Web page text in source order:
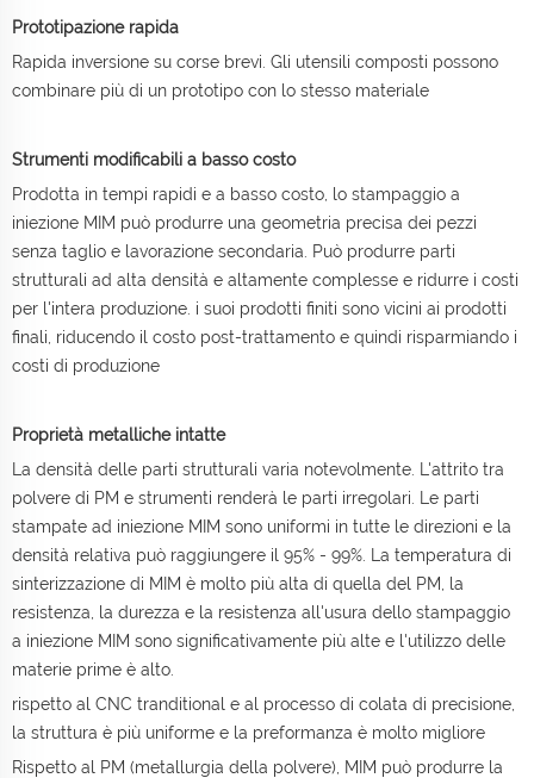
Prototipazione rapida
Rapida inversione su corse brevi. Gli utensili composti possono
combinare più di un prototipo con lo stesso materiale
Strumenti modificabili a basso costo
Prodotta in tempi rapidi e a basso costo, lo stampaggio a
iniezione MIM può produrre una geometria precisa dei pezzi
senza taglio e lavorazione secondaria. Può produrre parti
strutturali ad alta densità e altamente complesse e ridurre i costi
per l'intera produzione. i suoi prodotti finiti sono vicini ai prodotti
finali, riducendo il costo post-trattamento e quindi risparmiando i
costi di produzione
Proprietà metalliche intatte
La densità delle parti strutturali varia notevolmente. L'attrito tra
polvere di PM e strumenti renderà le parti irregolari. Le parti
stampate ad iniezione MIM sono uniformi in tutte le direzioni e la
densità relativa può raggiungere il 95% - 99%. La temperatura di
sinterizzazione di MIM è molto più alta di quella del PM, la
resistenza, la durezza e la resistenza all'usura dello stampaggio
a iniezione MIM sono significativamente più alte e l'utilizzo delle
materie prime è alto.
rispetto al CNC tranditional e al processo di colata di precisione,
la struttura è più uniforme e la preformanza è molto migliore
Rispetto al PM (metallurgia della polvere), MIM può produrre la